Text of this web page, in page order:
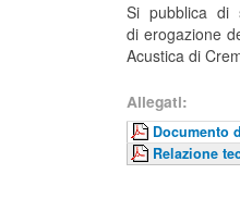
Si pubblica di
di erogazione
Acustica di
Allegati:
Documento
Relazione